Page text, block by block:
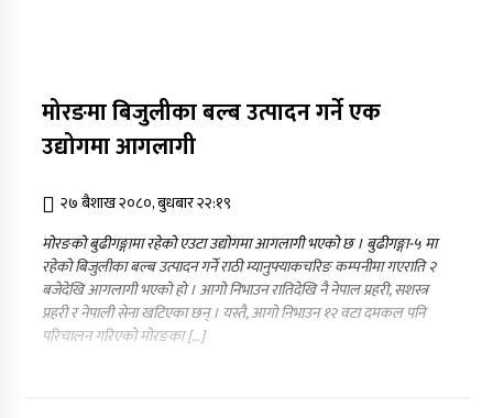
कर्णालीमा कांग्रेसका चार मन्त्रीहरूले दिए राजीनामा
नृपध्वज निरौलाको इजलासले उक्त निर्णय खारेजको
आदेश गरेको हो ।
जुम्लामा महिलामाथि जबरजस्ती करणी प्रयासको
आरोपमा एक पक्राउ
नेपाली कांग्रेस जुम्लाका कोषाध्यक्ष पाण्डेको निधन
मोरङमा बिजुलीका बल्ब उत्पादन गर्ने एक
उद्योगमा आगलागी
२७ बैशाख २०८०, बुधबार २२:१९
मोरङको बुढीगङ्गामा रहेको एउटा उद्योगमा आगलागी भएको छ । बुढीगङ्गा-५ मा
रहेको बिजुलीका बल्ब उत्पादन गर्ने राठी म्यानुफ्याकचरिङ कम्पनीमा गएराति २
बजेदेखि आगलागी भएको हो । आगो निभाउन रातिदेखि नै नेपाल प्रहरी, सशस्त्र
प्रहरी र नेपाली सेना खटिएका छन् । यस्तै, आगो निभाउन १२ वटा दमकल पनि
परिचालन गरिएको मोरङका […]